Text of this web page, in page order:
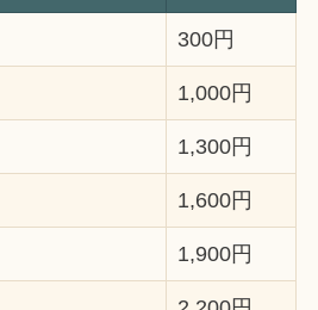
300円
1,000円
1,300円
1,600円
1,900円